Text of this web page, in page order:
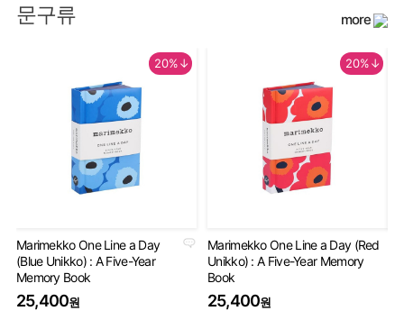
문구류 more
20%↓
Marimekko One Line a Day
(Blue Unikko) : A Five-Year
Memory Book
25,400원
20%↓
Marimekko One Line a Day (Red
Unikko) : A Five-Year Memory
Book
25,400원